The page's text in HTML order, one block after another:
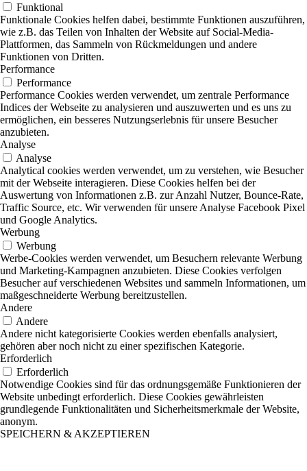
Funktional
Funktionale Cookies helfen dabei, bestimmte Funktionen auszuführen,
wie z.B. das Teilen von Inhalten der Website auf Social-Media-
Plattformen, das Sammeln von Rückmeldungen und andere
Funktionen von Dritten.
Performance
Performance
Performance Cookies werden verwendet, um zentrale Performance
Indices der Webseite zu analysieren und auszuwerten und es uns zu
ermöglichen, ein besseres Nutzungserlebnis für unsere Besucher
anzubieten.
Analyse
Analyse
Analytical cookies werden verwendet, um zu verstehen, wie Besucher
mit der Webseite interagieren. Diese Cookies helfen bei der
Auswertung von Informationen z.B. zur Anzahl Nutzer, Bounce-Rate,
Traffic Source, etc. Wir verwenden für unsere Analyse Facebook Pixel
und Google Analytics.
Werbung
Werbung
Werbe-Cookies werden verwendet, um Besuchern relevante Werbung
und Marketing-Kampagnen anzubieten. Diese Cookies verfolgen
Besucher auf verschiedenen Websites und sammeln Informationen, um
maßgeschneiderte Werbung bereitzustellen.
Andere
Andere
Andere nicht kategorisierte Cookies werden ebenfalls analysiert,
gehören aber noch nicht zu einer spezifischen Kategorie.
Erforderlich
Erforderlich
Notwendige Cookies sind für das ordnungsgemäße Funktionieren der
Website unbedingt erforderlich. Diese Cookies gewährleisten
grundlegende Funktionalitäten und Sicherheitsmerkmale der Website,
anonym.
SPEICHERN & AKZEPTIEREN